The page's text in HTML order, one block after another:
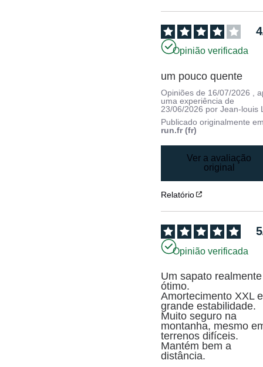
4
Opinião verificada
um pouco quente
Opiniões de 16/07/2026
,
uma experiência de
23/06/2026 porJean-louis
Publicado originalmente
run.fr (fr)
Ver a avaliação
original
Relatório
5
Opinião verificada
Um sapato realmente
ótimo.
Amortecimento XXL e
grande estabilidade.
Muito seguro na
montanha, mesmo
terrenos difíceis.
Mantém bem a
distância.